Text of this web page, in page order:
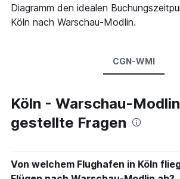
Diagramm den idealen
Köln nach Warschau-Modlin.
CGN-WMI
Köln - Warschau-
gestellte Fragen
Von welchem Flughafen in Köln